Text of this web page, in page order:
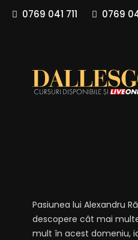
0769 041 711 0769
Pasiunea lui Alexandru
descopere cât mai
mult în acest domeniu,